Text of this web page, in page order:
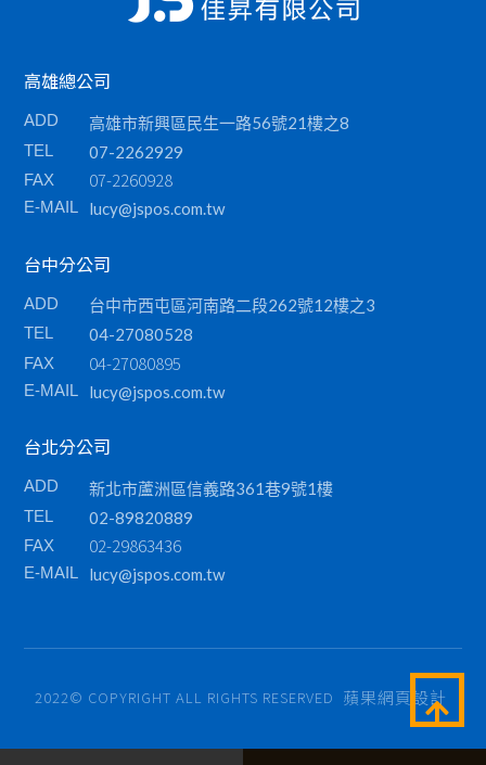
高雄總公司
ADD 高雄市新興區民生一路56號21樓之8
TEL 07-2262929
FAX 07-2260928
E-MAIL lucy@jspos.com.tw
台中分公司
ADD 台中市西屯區河南路二段262號12樓之3
TEL 04-27080528
FAX 04-27080895
E-MAIL lucy@jspos.com.tw
台北分公司
ADD 新北市蘆洲區信義路361巷9號1樓
TEL 02-89820889
FAX 02-29863436
E-MAIL lucy@jspos.com.tw
2022© COPYRIGHT ALL RIGHTS RESERVED 蘋果網頁設計